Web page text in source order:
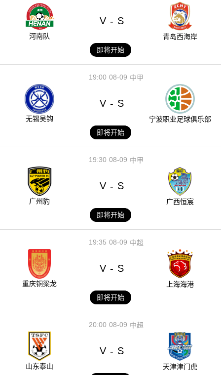
河南队
V - S
青岛西海岸
即将开始
08-09
19:00 中甲
无锡吴钩
V - S
宁波职业足球俱乐部
即将开始
08-09
19:30 中甲
广州豹
V - S
广西恒宸
即将开始
08-09
19:35 中超
重庆铜梁龙
V - S
上海海港
即将开始
08-09
20:00 中超
山东泰山
V - S
天津津门虎